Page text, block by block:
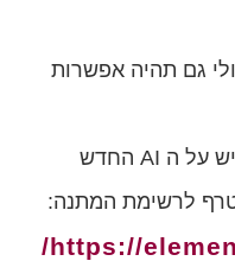
גם תהיה אפשרות
פה תוכלו לראות את כל מה שיש על ה AI החדש
לרשימת המתנה:
https://